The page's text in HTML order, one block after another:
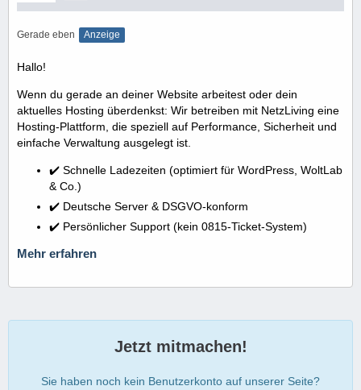
Gerade eben Anzeige
Hallo!
Wenn du gerade an deiner Website arbeitest oder dein
aktuelles Hosting überdenkst: Wir betreiben mit NetzLiving eine
Hosting-Plattform, die speziell auf Performance, Sicherheit und
einfache Verwaltung ausgelegt ist.
✔️ Schnelle Ladezeiten (optimiert für WordPress, WoltLab
& Co.)
✔️ Deutsche Server & DSGVO-konform
✔️ Persönlicher Support (kein 0815-Ticket-System)
Mehr erfahren
Jetzt mitmachen!
Sie haben noch kein Benutzerkonto auf unserer Seite?